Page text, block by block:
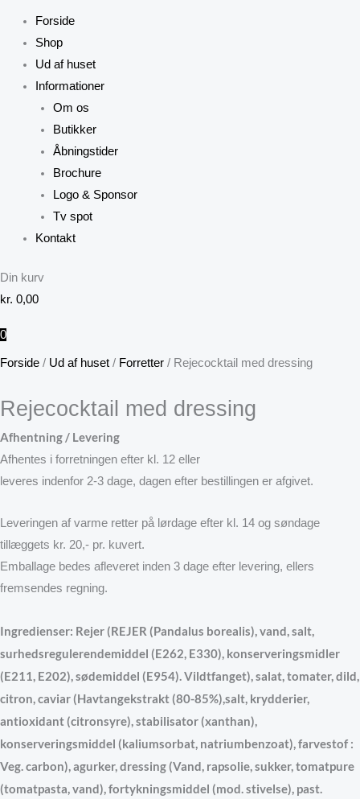
Forside
Shop
Ud af huset
Informationer
Om os
Butikker
Åbningstider
Brochure
Logo & Sponsor
Tv spot
Kontakt
Din kurv
kr. 0,00
0
Forside / Ud af huset / Forretter / Rejecocktail med dressing
Rejecocktail med dressing
Afhentning / Levering
Afhentes i forretningen efter kl. 12 eller
leveres indenfor 2-3 dage, dagen efter bestillingen er afgivet.
Leveringen af varme retter på lørdage efter kl. 14 og søndage
tillæggets kr. 20,- pr. kuvert.
Emballage bedes afleveret inden 3 dage efter levering, ellers
fremsendes regning.
Ingredienser: Rejer (REJER (Pandalus borealis), vand, salt,
surhedsregulerendemiddel (E262, E330), konserveringsmidler
(E211, E202), sødemiddel (E954). Vildtfanget), salat, tomater, dild,
citron, caviar (Havtangekstrakt (80-85%),salt, krydderier,
antioxidant (citronsyre), stabilisator (xanthan),
konserveringsmiddel (kaliumsorbat, natriumbenzoat), farvestof :
Veg. carbon), agurker, dressing (Vand, rapsolie, sukker, tomatpure
(tomatpasta, vand), fortyknings­middel (mod. stivelse), past.